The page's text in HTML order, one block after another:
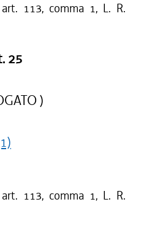
113, comma 1, L. R.
25
)
113, comma 1, L. R.